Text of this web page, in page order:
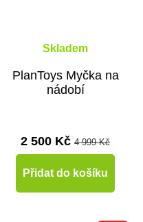
Skladem
PlanToys Myčka na
nádobí
2 500 Kč 4 999 Kč
Přidat do košíku